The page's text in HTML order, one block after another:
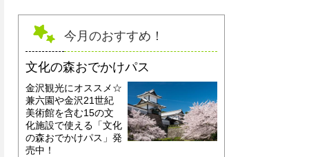
今月のおすすめ！
文化の森おでかけパス
金沢観光にオススメ☆
兼六園や金沢21世紀
美術館を含む15の文
化施設で使える「文化
の森おでかけパス」発
売中！